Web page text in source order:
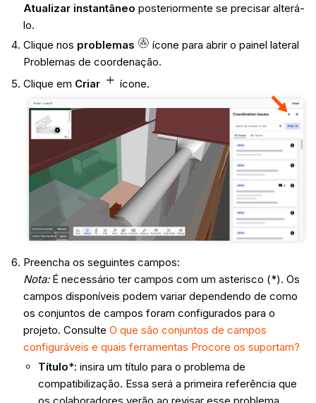
Atualizar instantâneo posteriormente se precisar alterá-
lo.
Clique nos problemas
ícone para abrir o painel lateral
Problemas de coordenação.
Clique em Criar ícone.
Preencha os seguintes campos:
Nota:É necessário ter campos com um asterisco (*). Os
campos disponíveis podem variar dependendo de como
os conjuntos de campos foram configurados para o
projeto. Consulte O que são conjuntos de campos
configuráveis e quais ferramentas Procore os suportam?
Título*: insira um título para o problema de
compatibilização. Essa será a primeira referência que